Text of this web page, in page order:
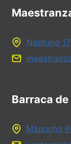
Neptuno
Barraca de
Mapocho